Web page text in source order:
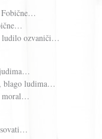
Fobične…
ludilo ozvaniči…
blago ludima…
moral…